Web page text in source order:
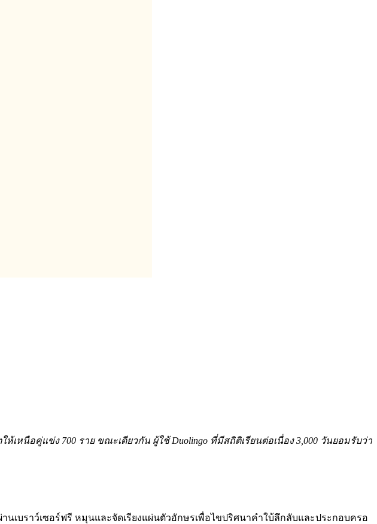
นือคู่แข่ง 700 ราย ขณะเดียวกัน ผู้ใช้ Duolingo ที่มีสถิติเรียนต่อเนื่อง 3,000 วันยอมรับว่า
นเบราว์เซอร์ฟรี หมุนและจัดเรียงแผ่นตัวอักษรเพื่อไขปริศนาคำใบ้ลึกลับและประกอบครอ